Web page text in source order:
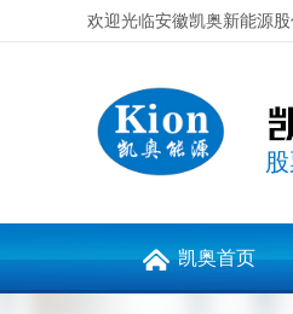
欢迎光临安徽凯奥新能源股
凯奥首页